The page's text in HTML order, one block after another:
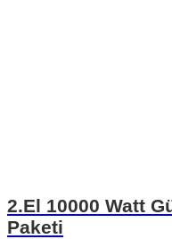
2.El 10000 Watt
Paketi